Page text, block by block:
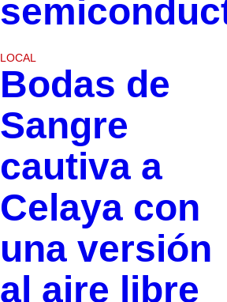
LOCAL
Bodas de
Sangre
cautiva a
Celaya con
una versión
al aire libre